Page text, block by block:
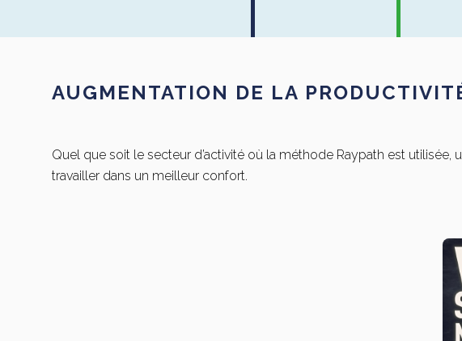
AUGMENTATION DE LA
Quel que soit le secteur d’activité où la méthode Raypath est
travailler dans un meilleur confort.